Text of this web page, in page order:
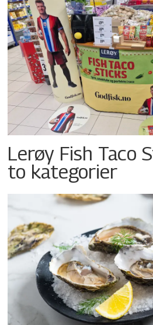
Lerøy Fish Taco
to kategorier